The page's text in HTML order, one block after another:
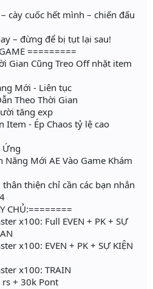
cày cuốc hết mình – chiến đấu
– đừng để bị tụt lại sau!
=========
Gian Cũng Treo Off nhặt item
Mới - Liên tục
Theo Thời Gian
tăng exp
Item - Ép Chaos tỷ lệ cao
Ứng
Năng Mới AE Vào Game Khám
thiện chỉ cần các bạn nhắn
CHỦ:========
x100: Full EVEN + PK + SỰ
x100: EVEN + PK + SỰ KIỆN
x100: TRAIN
rs + 30k Pont